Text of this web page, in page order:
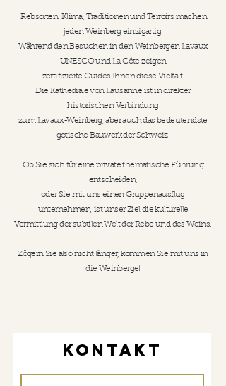
Rebsorten, Klima, Traditionen und Terroirs machen
jeden Weinberg einzigartig.
Während den Besuchen in den Weinbergen Lavaux
UNESCO und La Côte zeigen
zertifizierte Guides Ihnen diese Vielfalt.
Die Kathedrale von Lausanne ist in direkter
historischen Verbindung
zum Lavaux-Weinberg, aber auch das bedeutendste
gotische Bauwerk der Schweiz.
Ob Sie sich für eine private thematische Führung
entscheiden,
oder Sie mit uns einen Gruppenausflug
unternehmen, ist unser Ziel die kulturelle
Vermittlung der subtilen Welt der Rebe und des Weins.
Zögern Sie also nicht länger, kommen Sie mit uns in
die Weinberge!
KontaKt